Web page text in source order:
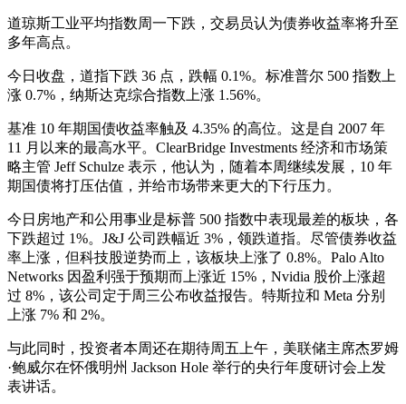
道琼斯工业平均指数周一下跌，交易员认为债券收益率将升至
多年高点。
今日收盘，道指下跌 36 点，跌幅 0.1%。标准普尔 500 指数上
涨 0.7%，纳斯达克综合指数上涨 1.56%。
基准 10 年期国债收益率触及 4.35% 的高位。这是自 2007 年
11 月以来的最高水平。ClearBridge Investments 经济和市场策
略主管 Jeff Schulze 表示，他认为，随着本周继续发展，10 年
期国债将打压估值，并给市场带来更大的下行压力。
今日房地产和公用事业是标普 500 指数中表现最差的板块，各
下跌超过 1%。J&J 公司跌幅近 3%，领跌道指。尽管债券收益
率上涨，但科技股逆势而上，该板块上涨了 0.8%。Palo Alto
Networks 因盈利强于预期而上涨近 15%，Nvidia 股价上涨超
过 8%，该公司定于周三公布收益报告。特斯拉和 Meta 分别
上涨 7% 和 2%。
与此同时，投资者本周还在期待周五上午，美联储主席杰罗姆
·鲍威尔在怀俄明州 Jackson Hole 举行的央行年度研讨会上发
表讲话。